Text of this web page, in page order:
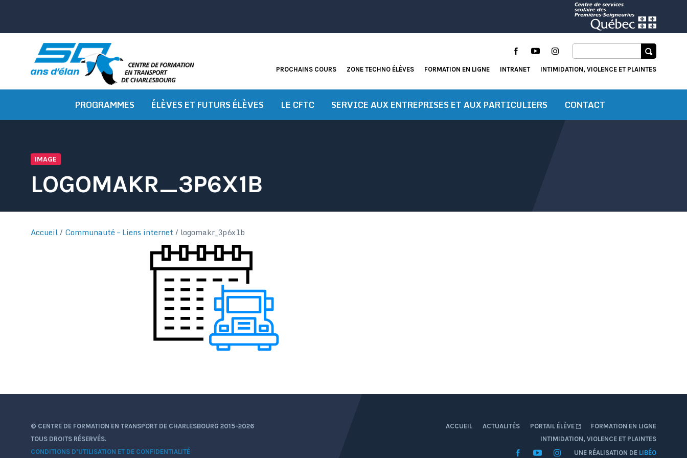
contenu
PROGRAMMES ÉLÈVES ET FUTURS ÉLÈVES LE CFTC SERVICE AUX ENTREPRISES ET AUX PARTICULIERS CONTACT
PROCHAINS COURS ZONE TECHNO ÉLÈVES FORMATION EN LIGNE INTRANET INTIMIDATION, VIOLENCE ET PLAINTES
FacebookYouTubeInstagram
IMAGE
LOGOMAKR_3P6X1B
Accueil/ Communauté – Liens internet / logomakr_3p6x1b
© CENTRE DE FORMATION EN TRANSPORT DE CHARLESBOURG 2015-2026
TOUS DROITS RÉSERVÉS.
CONDITIONS D’UTILISATION ET DE CONFIDENTIALITÉ
ACCUEIL ACTUALITÉS PORTAIL ÉLÈVE
FORMATION EN LIGNE
INTIMIDATION, VIOLENCE ET PLAINTES
FacebookYouTubeInstagramUNE RÉALISATION DE LIBÉO